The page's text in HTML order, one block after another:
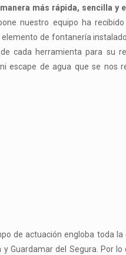
más rápida, sencilla y
nuestro equipo ha
de fontanería
cada herramienta para su
escape de agua que se nos
de actuación engloba toda la
Guardamar del Segura. Por